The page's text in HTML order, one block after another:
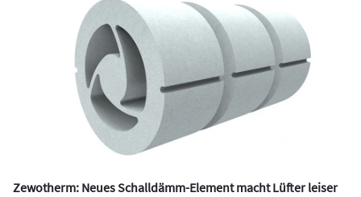
Zewotherm: Neues Schalldämm-Element macht Lüfter leiser